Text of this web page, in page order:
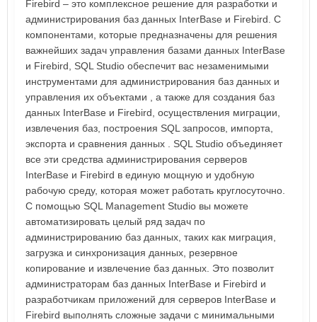
Firebird – это комплексное решение для разработки и
администрирования баз данных InterBase и Firebird. С
компонентами, которые предназначены для решения
важнейших задач управления базами данных InterBase
и Firebird, SQL Studio обеспечит вас незаменимыми
инструментами для администрирования баз данных и
управления их объектами , а также для создания баз
данных InterBase и Firebird, осуществления миграции,
извлечения баз, построения SQL запросов, импорта,
экспорта и сравнения данных . SQL Studio объединяет
все эти средства администрирования серверов
InterBase и Firebird в единую мощную и удобную
рабочую среду, которая может работать круглосуточно.
С помощью SQL Management Studio вы можете
автоматизировать целый ряд задач по
администрированию баз данных, таких как миграция,
загрузка и синхронизация данных, резервное
копирование и извлечение баз данных. Это позволит
администраторам баз данных InterBase и Firebird и
разработчикам приложений для серверов InterBase и
Firebird выполнять сложные задачи с минимальными